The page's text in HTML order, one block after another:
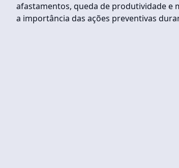
afastamentos, queda de produtividade e
a importância das ações preventivas